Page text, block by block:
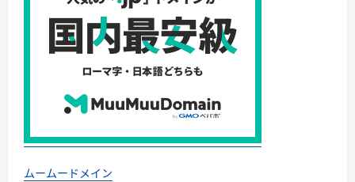
ムームードメイン